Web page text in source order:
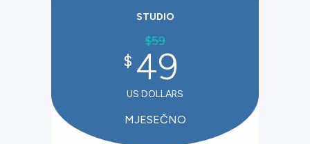
STUDIO
$59
$ 49
US DOLLARS
MJESEČNO